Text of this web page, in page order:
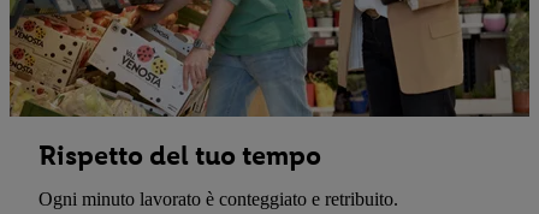
Rispetto del tuo tempo
Ogni minuto lavorato è conteggiato e retribuito.